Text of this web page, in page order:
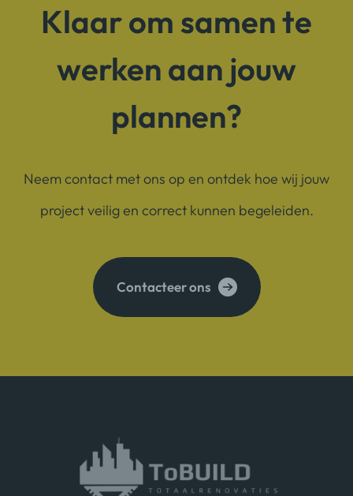
Klaar om samen te
werken aan jouw
plannen?
Neem contact met ons op en ontdek hoe wij jouw
project veilig en correct kunnen begeleiden.
Contacteer ons